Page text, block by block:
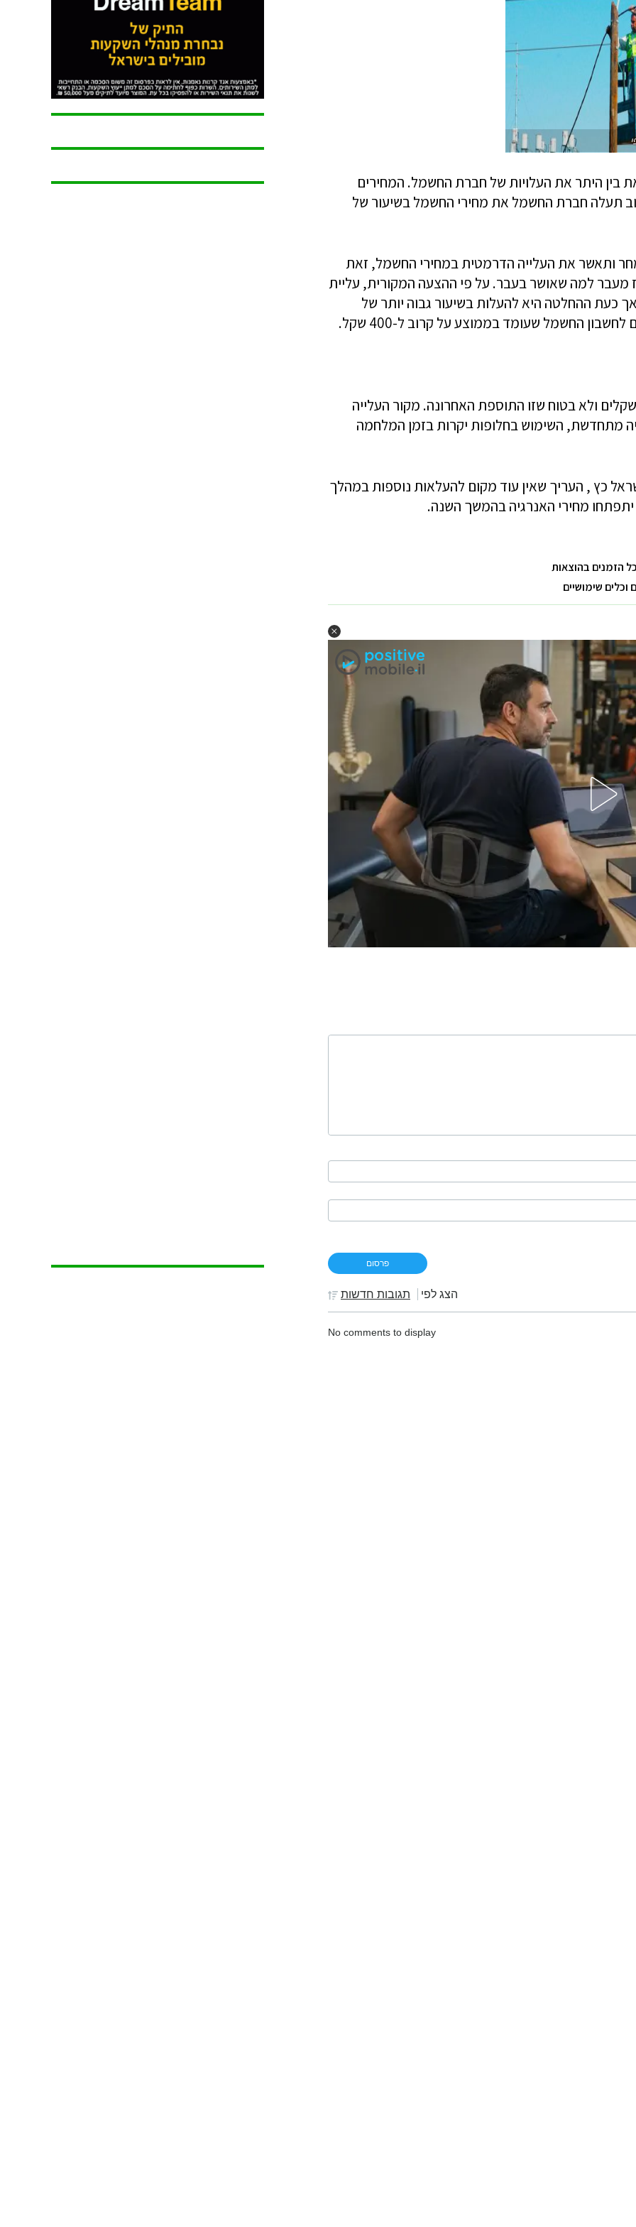
היתר את העלויות של חברת החשמל. המחירים
תעלה חברת החשמל את מחירי החשמל בשיעור של
ותאשר את העלייה הדרמטית במחירי החשמל, זאת
אחוז מעבר למה שאושר בעבר. על פי ההצעה המקורית, עליית
החשמל אמורה הייתה להיות ב-2.6%, אך כעת ההחלטה היא להעלות בשיעור גבוה יותר של
מדובר למעשה על תוספת שנתית של כ-120 שקלים ולא בטוח שזו התוספת האחרונה. מקור העלייה
מתחדשת, השימוש בחלופות יקרות בזמן המלחמה
כץ , העריך שאין עוד מקום להעלאות נוספות במהלך
מחירי האנרגיה בהמשך השנה.
הזמנים בהוצאות
שימושיים
הצג לפי תגובות חדשות
No comments to display